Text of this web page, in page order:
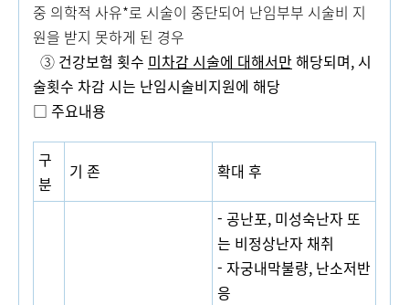
중 의학적 사유*로 시술이 중단되어 난임부부 시술비 지
원을 받지 못하게 된 경우
③ 건강보험 횟수 미차감 시술에 대해서만해당되며, 시
술횟수 차감 시는 난임시술비지원에 해당
□ 주요내용
구
분
기 존 확대 후
- 공난포, 미성숙난자 또
는 비정상난자 채취
- 자궁내막불량, 난소저반
응